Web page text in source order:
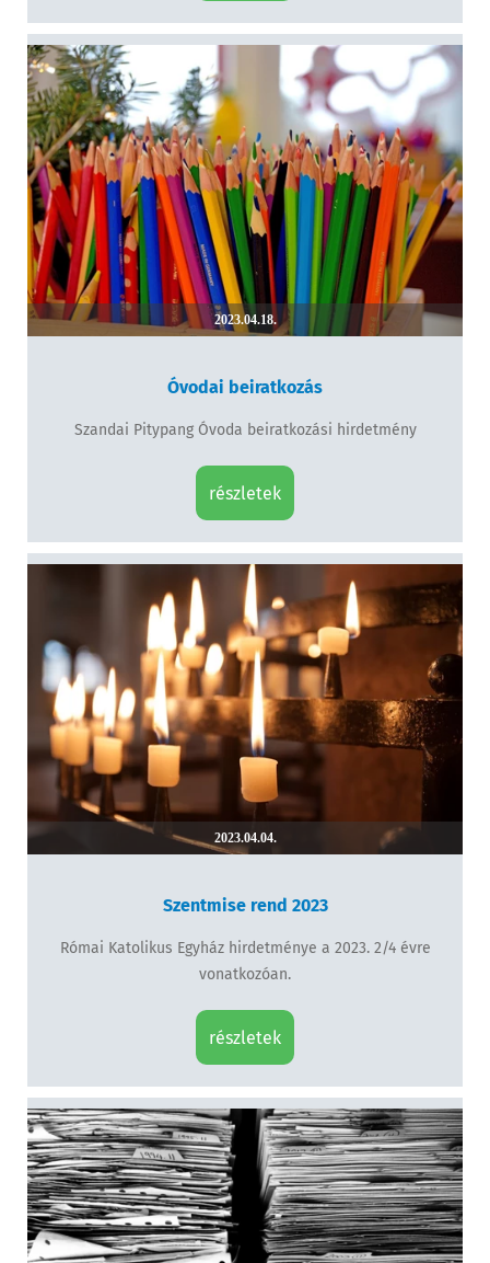
2023.04.18.
Óvodai beiratkozás
Szandai Pitypang Óvoda beiratkozási hirdetmény
részletek
2023.04.04.
Szentmise rend 2023
Római Katolikus Egyház hirdetménye a 2023. 2/4 évre
vonatkozóan.
részletek